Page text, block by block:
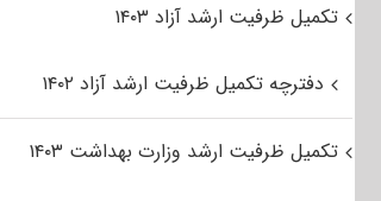
تکمیل ظرفیت ارشد آزاد ۱۴۰۳
دفترچه تکمیل ظرفیت ارشد آزاد ۱۴۰۲
تکمیل ظرفیت ارشد وزارت بهداشت ۱۴۰۳